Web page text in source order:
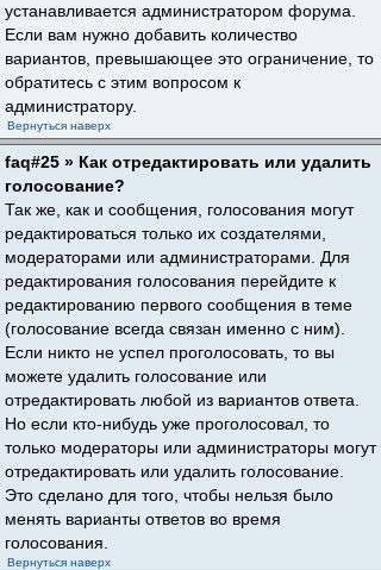
устанавливается администратором форума.
Если вам нужно добавить количество
вариантов, превышающее это ограничение, то
обратитесь с этим вопросом к
администратору.
Вернуться наверх
faq#25 » Как отредактировать или удалить
голосование?
Так же, как и сообщения, голосования могут
редактироваться только их создателями,
модераторами или администраторами. Для
редактирования голосования перейдите к
редактированию первого сообщения в теме
(голосование всегда связан именно с ним).
Если никто не успел проголосовать, то вы
можете удалить голосование или
отредактировать любой из вариантов ответа.
Но если кто-нибудь уже проголосовал, то
только модераторы или администраторы могут
отредактировать или удалить голосование.
Это сделано для того, чтобы нельзя было
менять варианты ответов во время
голосования.
Вернуться наверх